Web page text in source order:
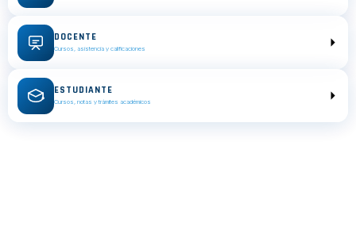
DOCENTE
Cursos, asistencia y calificaciones
ESTUDIANTE
Cursos, notas y trámites académicos